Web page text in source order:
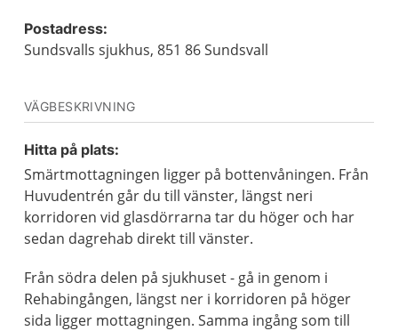
Postadress:
Sundsvalls sjukhus, 851 86 Sundsvall
VÄGBESKRIVNING
Hitta på plats:
Smärtmottagningen ligger på bottenvåningen. Från
Huvudentrén går du till vänster, längst neri
korridoren vid glasdörrarna tar du höger och har
sedan dagrehab direkt till vänster.
Från södra delen på sjukhuset - gå in genom i
Rehabingången, längst ner i korridoren på höger
sida ligger mottagningen. Samma ingång som till